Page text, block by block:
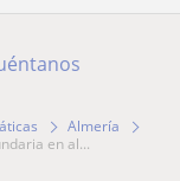
Almería
en al...